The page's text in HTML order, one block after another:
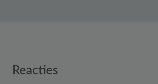
Reader
Reacties